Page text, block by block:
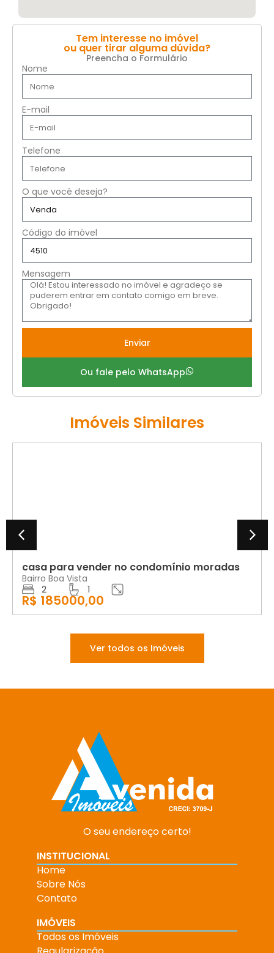
Tem interesse no imóvel
ou quer tirar alguma dúvida?
Preencha o Formulário
Nome
E-mail
Telefone
O que você deseja?
Código do imóvel
Mensagem
Enviar
Ou fale pelo WhatsApp
Imóveis Similares
para vender no condomínio moradas
Boa Vista
185000,00
Ver todos os Imóveis
O seu endereço certo!
INSTITUCIONAL
Home
Sobre Nós
Contato
IMÓVEIS
Todos os Imóveis